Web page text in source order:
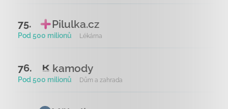
75. Pilulka.cz
Pod 500 milionů Lékárna
76. kamody
Pod 500 milionů Dům a zahrada